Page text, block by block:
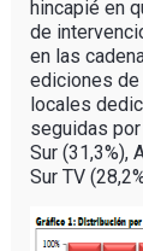
hincapié en
de
en las
ediciones
locales
seguidas
Sur (31,3%),
Sur TV